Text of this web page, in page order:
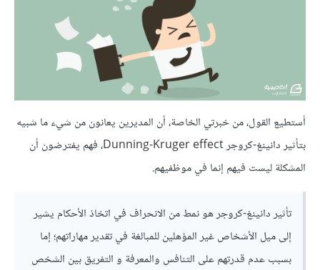
أستطيع القول، من خبرتي الخاصة، أن المديرين يعانون من شيء ما شبيه
بتأثير دانينغ-كروجر Dunning-Kruger effect، فهم يفترضون أن
المشكلة ليست فيهم إنما في موظفيهم.
تأثير دانينغ-كروجر هو نمط من الانحراف في اتخاذ الأحكام يشير
إلى ميل الأشخاص غير المؤهلين للمبالغة في تقدير مهاراتهم؛ إما
بسبب عدم قدرتهم على التنافس والمعرفة و التفريق بين الشخص